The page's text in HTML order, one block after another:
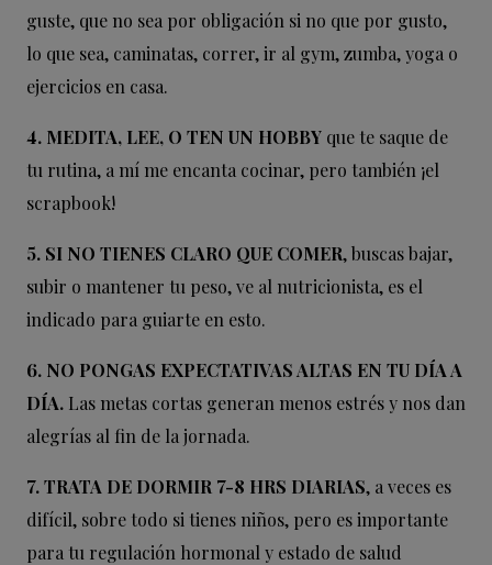
guste, que no sea por obligación si no que por gusto,
lo que sea, caminatas, correr, ir al gym, zumba, yoga o
ejercicios en casa.
4. MEDITA, LEE, O TEN UN HOBBY que te saque de
tu rutina, a mí me encanta cocinar, pero también ¡el
scrapbook!
5. SI NO TIENES CLARO QUE COMER, buscas bajar,
subir o mantener tu peso, ve al nutricionista, es el
indicado para guiarte en esto.
6. NO PONGAS EXPECTATIVAS ALTAS EN TU DÍA A
DÍA. Las metas cortas generan menos estrés y nos dan
alegrías al fin de la jornada.
7. TRATA DE DORMIR 7-8 HRS DIARIAS, a veces es
difícil, sobre todo si tienes niños, pero es importante
para tu regulación hormonal y estado de salud